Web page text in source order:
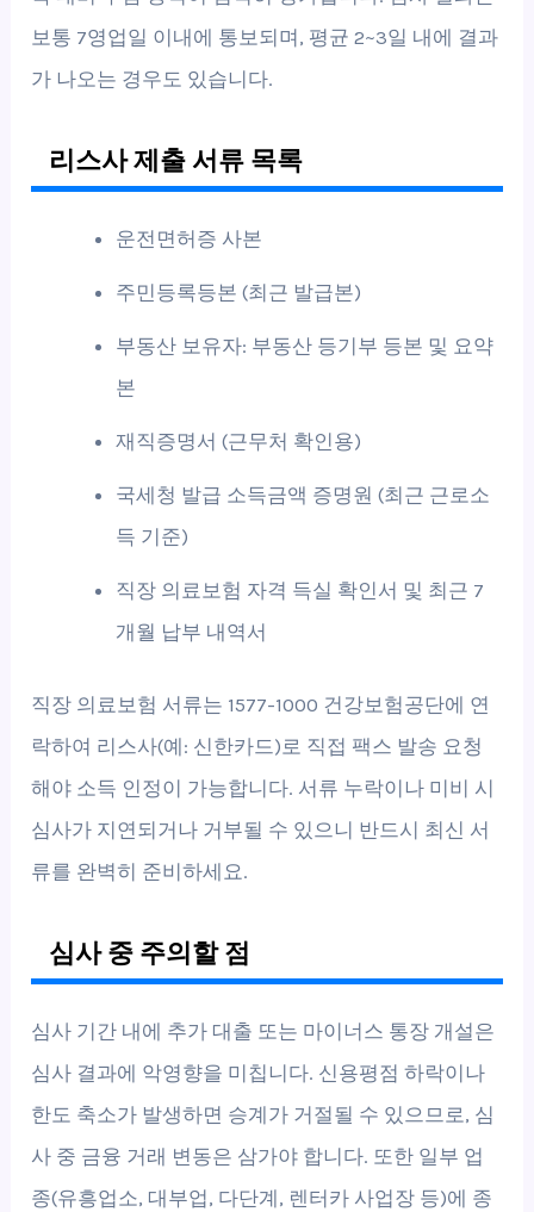
보통 7영업일 이내에 통보되며, 평균 2~3일 내에 결과
가 나오는 경우도 있습니다.
리스사 제출 서류 목록
운전면허증 사본
주민등록등본 (최근 발급본)
부동산 보유자: 부동산 등기부 등본 및 요약
본
재직증명서 (근무처 확인용)
국세청 발급 소득금액 증명원 (최근 근로소
득 기준)
직장 의료보험 자격 득실 확인서 및 최근 7
개월 납부 내역서
직장 의료보험 서류는 1577-1000 건강보험공단에 연
락하여 리스사(예: 신한카드)로 직접 팩스 발송 요청
해야 소득 인정이 가능합니다. 서류 누락이나 미비 시
심사가 지연되거나 거부될 수 있으니 반드시 최신 서
류를 완벽히 준비하세요.
심사 중 주의할 점
심사 기간 내에 추가 대출 또는 마이너스 통장 개설은
심사 결과에 악영향을 미칩니다. 신용평점 하락이나
한도 축소가 발생하면 승계가 거절될 수 있으므로, 심
사 중 금융 거래 변동은 삼가야 합니다. 또한 일부 업
종(유흥업소, 대부업, 다단계, 렌터카 사업장 등)에 종